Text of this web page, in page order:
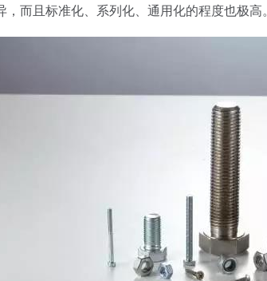
，而且标准化、系列化、通用化的程度也极